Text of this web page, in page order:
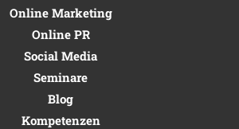
Online Marketing
Online PR
Social Media
Seminare
Blog
Kompetenzen